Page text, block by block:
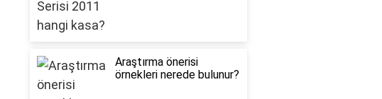
Araştırma önerisi
örnekleri nerede bulunur?